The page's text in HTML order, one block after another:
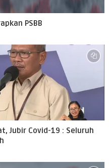
PSBB
Jubir Covid-19 : Seluruh